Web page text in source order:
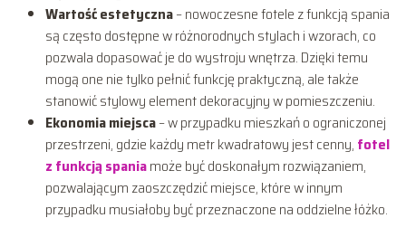
Wartość estetyczna– nowoczesne fotele z funkcją spania
są często dostępne w różnorodnych stylach i wzorach, co
pozwala dopasować je do wystroju wnętrza. Dzięki temu
mogą one nie tylko pełnić funkcję praktyczną, ale także
stanowić stylowy element dekoracyjny w pomieszczeniu.
Ekonomia miejsca– w przypadku mieszkań o ograniczonej
przestrzeni, gdzie każdy metr kwadratowy jest cenny, fotel
z funkcją spaniamoże być doskonałym rozwiązaniem,
pozwalającym zaoszczędzić miejsce, które w innym
przypadku musiałoby być przeznaczone na oddzielne łóżko.